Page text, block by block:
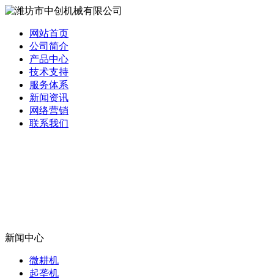
网站首页
公司简介
产品中心
技术支持
服务体系
新闻资讯
网络营销
联系我们
新闻中心
微耕机
起垄机